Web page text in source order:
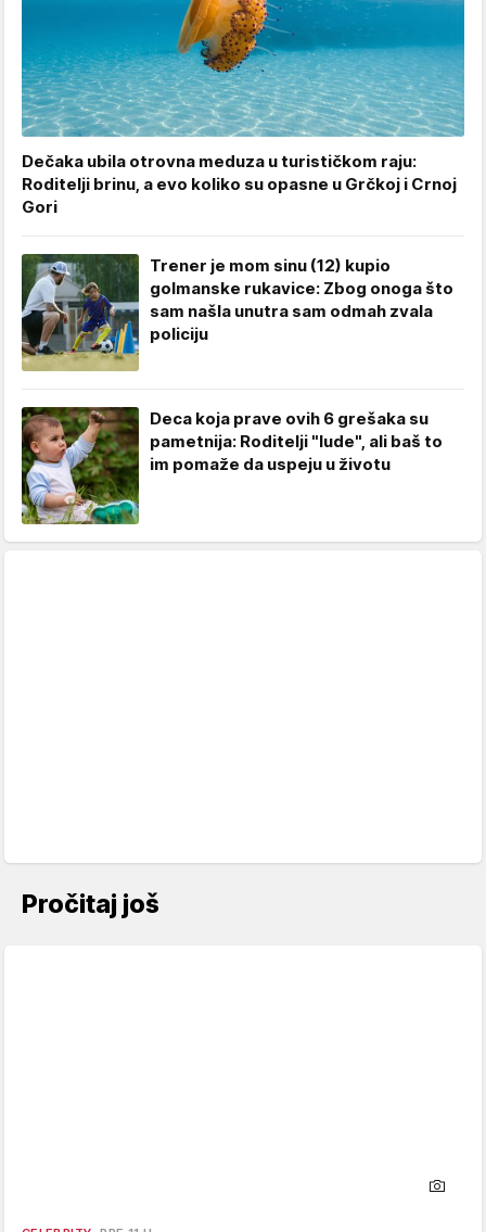
Dečaka ubila otrovna meduza u turističkom raju:
Roditelji brinu, a evo koliko su opasne u Grčkoj i Crnoj
Gori
Trener je mom sinu (12) kupio
golmanske rukavice: Zbog onoga što
sam našla unutra sam odmah zvala
policiju
Deca koja prave ovih 6 grešaka su
pametnija: Roditelji "lude", ali baš to
im pomaže da uspeju u životu
Pročitaj još